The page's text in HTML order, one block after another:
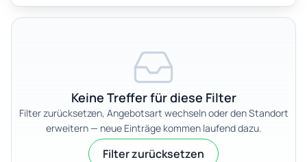
Keine Treffer für diese Filter
Filter zurücksetzen, Angebotsart wechseln oder den Standort
erweitern — neue Einträge kommen laufend dazu.
Filter zurücksetzen